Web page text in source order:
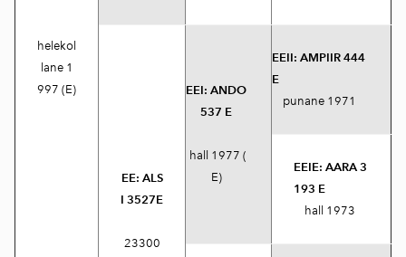
helekol
lane 1
997 (E)
EE: ALS
I 3527E
23300
EEI: ANDO
537 E
hall 1977 (
E)
EEII: AMPIIR 444
E
punane 1971
EEIE: AARA 3
193 E
hall 1973